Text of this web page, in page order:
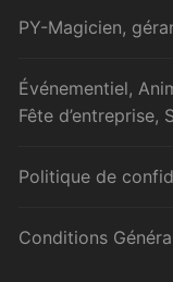
PY-Magicien,
Événementiel,
Fête d’entreprise,
Politique de
Conditions